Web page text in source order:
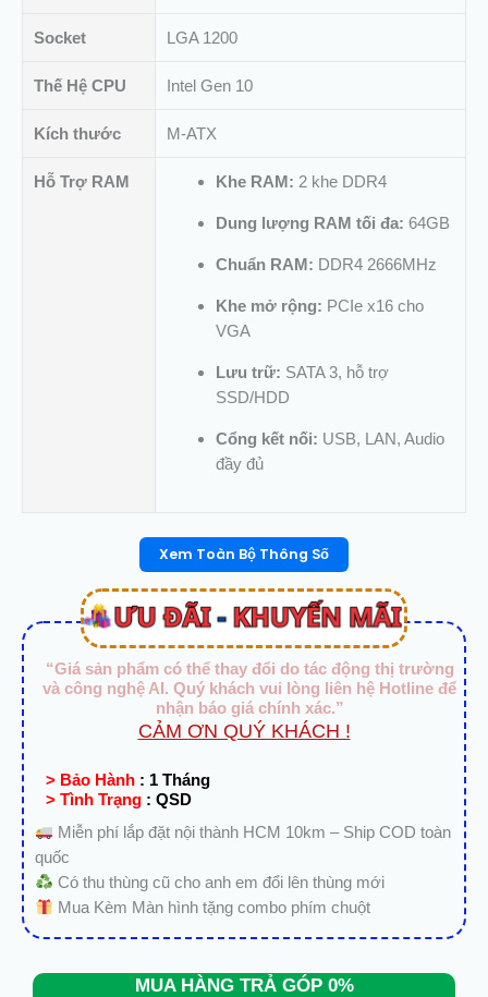
số
Socket LGA 1200
Thế Hệ CPU Intel Gen 10
Kích thước M-ATX
Hỗ Trợ RAM Khe RAM: 2 khe DDR4
Dung lượng RAM tối đa: 64GB
Chuẩn RAM: DDR4 2666MHz
Khe mở rộng: PCIe x16 cho
VGA
Lưu trữ: SATA 3, hỗ trợ
SSD/HDD
Cổng kết nối: USB, LAN, Audio
đầy đủ
Xem Toàn Bộ Thông Số
“Giá sản phẩm có thể thay đổi do tác động thị trường
và công nghệ AI. Quý khách vui lòng liên hệ Hotline để
nhận báo giá chính xác.”
CẢM ƠN QUÝ KHÁCH !
> Bảo Hành : 1 Tháng
> Tình Trạng : QSD
Miễn phí lắp đặt nội thành HCM 10km – Ship COD toàn
quốc
Có thu thùng cũ cho anh em đổi lên thùng mới
Mua Kèm Màn hình tặng combo phím chuột
MUA HÀNG TRẢ GÓP 0%